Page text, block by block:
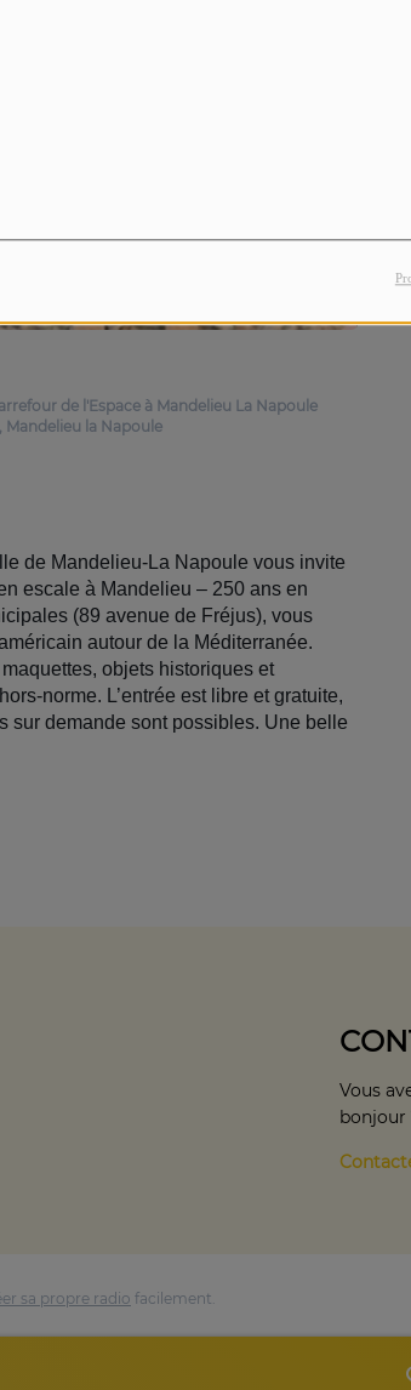
de l'Espace à Mandelieu La Napoule
Mandelieu la Napoule
de Mandelieu‑La Napoule vous invite
escale à Mandelieu – 250 ans en
(89 avenue de Fréjus), vous
autour de la Méditerranée.
objets historiques et
norme. L’entrée est libre et gratuite,
sur demande sont possibles. Une belle
Vous
bonjour
sa propre radio facilement.